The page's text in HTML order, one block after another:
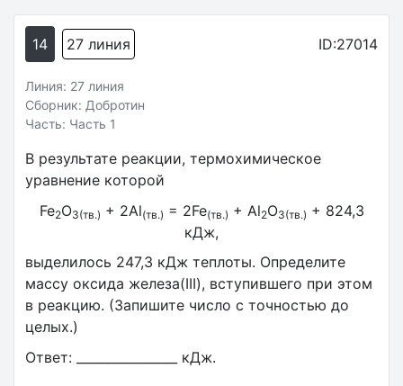
14 27 линия ID:27014
Линия: 27 линия
Сборник: Добротин
Часть: Часть 1
В результате реакции, термохимическое
уравнение которой
Fe2O3(тв.) + 2Al(тв.) = 2Fe(тв.) + Al2O3(тв.) + 824,3
кДж,
выделилось 247,3 кДж теплоты. Определите
массу оксида железа(III), вступившего при этом
в реакцию. (Запишите число с точностью до
целых.)
Ответ: ________________ кДж.